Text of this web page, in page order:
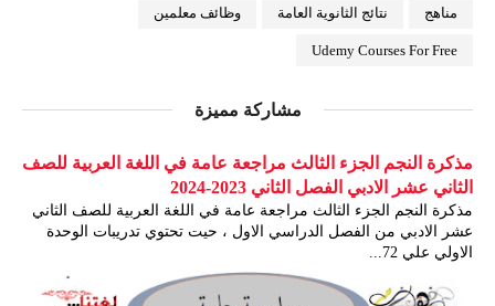
مناهج نتائج الثانوية العامة وظائف معلمين
Udemy Courses For Free
مشاركة مميزة
مذكرة النجم الجزء الثالث مراجعة عامة في اللغة العربية للصف
الثاني عشر الادبي الفصل الثاني 2023-2024
مذكرة النجم الجزء الثالث مراجعة عامة في اللغة العربية للصف الثاني
عشر الادبي من الفصل الدراسي الاول ، حيت تحتوي تدريبات الوحدة
الاولي علي 72...